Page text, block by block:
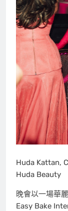
Huda Kattan,
Huda Beauty
晚會以一場華
Easy Bake